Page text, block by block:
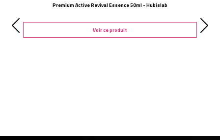
Premium Active Revival Essence 50ml - Hubislab
Voir ce produit